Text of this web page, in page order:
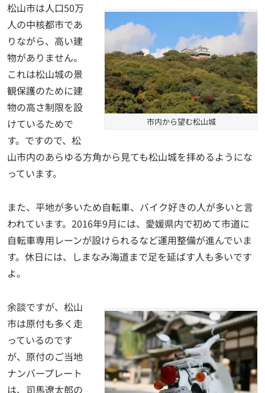
市内から望む松山城
松山市は人口50万
人の中核都市であ
りながら、高い建
物がありません。
これは松山城の景
観保護のために建
物の高さ制限を設
けているためで
す。ですので、松
山市内のあらゆる方角から見ても松山城を拝めるようにな
っています。
また、平地が多いため自転車、バイク好きの人が多いと言
われています。2016年9月には、愛媛県内で初めて市道に
自転車専用レーンが設けられるなど運用整備が進んでいま
す。休日には、しまなみ海道まで足を延ばす人も多いです
よ。
余談ですが、松山
市は原付も多く走
っているのです
が、原付のご当地
ナンバープレート
は、司馬遼太郎の